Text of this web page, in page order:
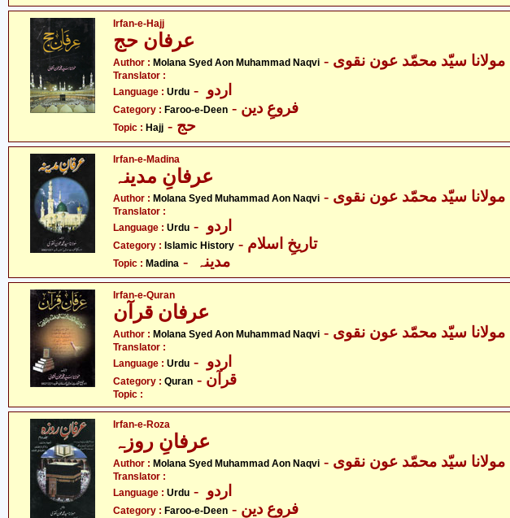
Irfan-e-Hajj
Author : Molana Syed Aon Muhammad Naqvi - مولانا سیّد محمّد عون نقوی
Translator :
Language : Urdu
Category : Faroo-e-Deen - فروعِ دین
Topic : Hajj - حج
Irfan-e-Madina
عرفانِ مدینہ
Author : Molana Syed Muhammad Aon Naqvi - مولانا سیّد محمّد عون نقوی
Translator :
Language : Urdu
Category : Islamic History - تاریخِ اسلام
Topic : Madina
Irfan-e-Quran
عرفان قرآن
Author : Molana Syed Aon Muhammad Naqvi - مولانا سیّد محمّد عون نقوی
Translator :
Language : Urdu
Category : Quran - قرآن
Topic :
Irfan-e-Roza
عرفانِ روزہ
Author : Molana Syed Muhammad Aon Naqvi - مولانا سیّد محمّد عون نقوی
Translator :
Language : Urdu
Category : Faroo-e-Deen - فروعِ دین